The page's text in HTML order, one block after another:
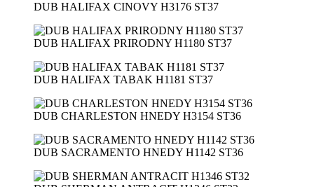
DUB HALIFAX CINOVY H3176 ST37
DUB HALIFAX PRIRODNY H1180 ST37
DUB HALIFAX TABAK H1181 ST37
DUB CHARLESTON HNEDY H3154 ST36
DUB SACRAMENTO HNEDY H1142 ST36